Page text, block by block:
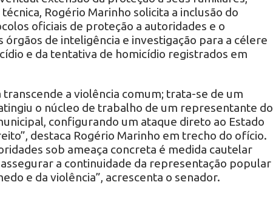
Rogério Marinho solicita a inclusão do
oficiais de proteção a autoridades e o
órgãos de inteligência e investigação para a célere
e da tentativa de homicídio registrados em
transcende a violência comum; trata-se de um
o núcleo de trabalho de um representante do
configurando um ataque direto ao Estado
destaca Rogério Marinho em trecho do ofício.
sob ameaça concreta é medida cautelar
a continuidade da representação popular
e da violência”, acrescenta o senador.